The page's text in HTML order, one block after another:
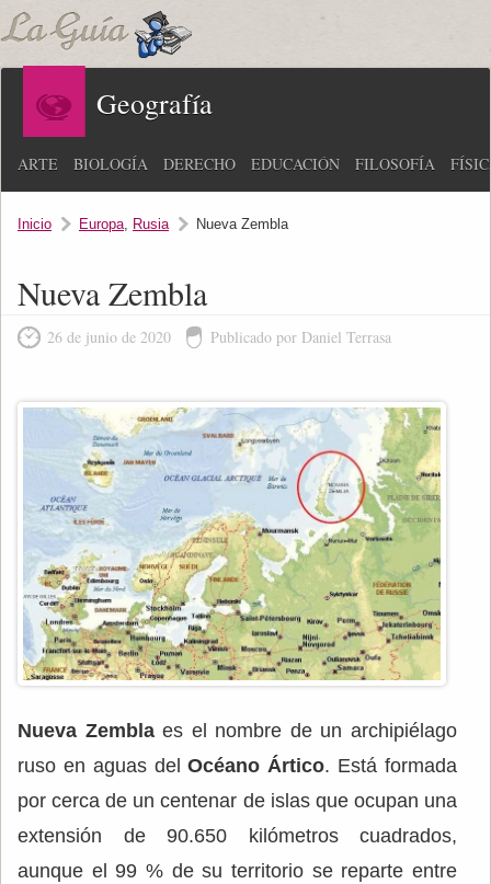
Geografía
ARTE BIOLOGÍA DERECHO EDUCACIÓN FILOSOFÍA
Inicio Europa, Rusia Nueva Zembla
Nueva Zembla
26 de junio de 2020 Publicado por Daniel Terrasa
Nueva Zemblaes el nombre de un archipiélago
ruso en aguas delOcéano Ártico. Está formada
por cerca de un centenar de islas que ocupan una
extensión de 90.650 kilómetros cuadrados,
aunque el 99 % de su territorio se reparte entre